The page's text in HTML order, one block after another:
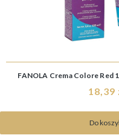
FANOLA Crema Colore Red
18,39
Do